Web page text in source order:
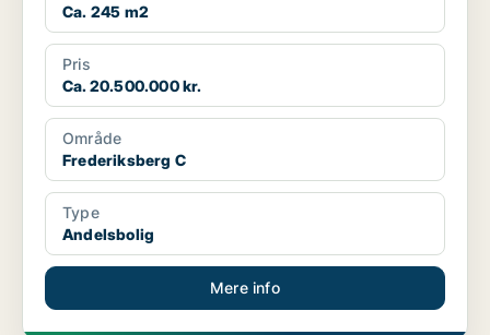
Ca. 245 m2
Pris
Ca. 20.500.000 kr.
Område
Frederiksberg C
Type
Andelsbolig
Mere info